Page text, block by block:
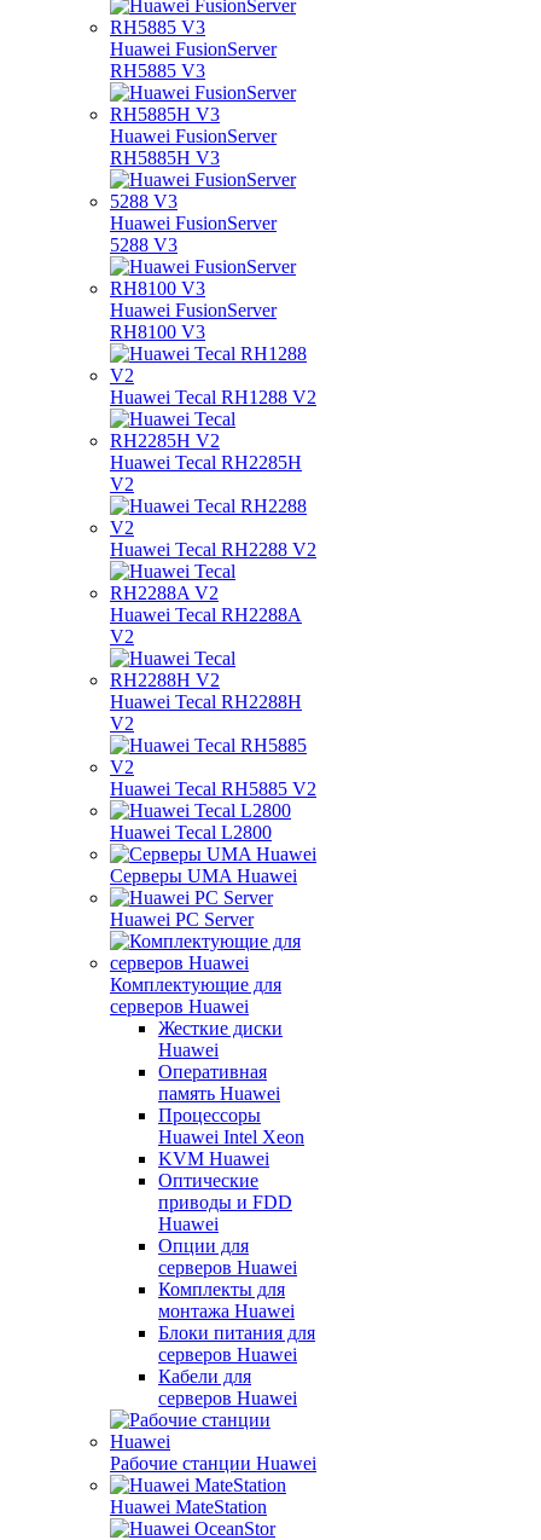
Huawei FusionServer
RH5885 V3
Huawei FusionServer
RH5885H V3
Huawei FusionServer
5288 V3
Huawei FusionServer
RH8100 V3
Huawei Tecal RH1288 V2
Huawei Tecal RH2285H
V2
Huawei Tecal RH2288 V2
Huawei Tecal RH2288A
V2
Huawei Tecal RH2288H
V2
Huawei Tecal RH5885 V2
Huawei Tecal L2800
Серверы UMA Huawei
Huawei PC Server
Комплектующие для
серверов Huawei
Жесткие диски
Huawei
Оперативная
память Huawei
Процессоры
Huawei Intel Xeon
KVM Huawei
Оптические
приводы и FDD
Huawei
Опции для
серверов Huawei
Комплекты для
монтажа Huawei
Блоки питания для
серверов Huawei
Кабели для
серверов Huawei
Рабочие станции Huawei
Huawei MateStation